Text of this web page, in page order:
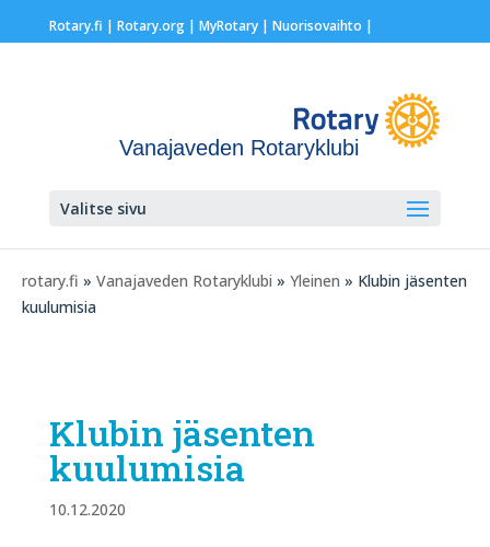
Rotary.fi | Rotary.org| MyRotary | Nuorisovaihto |
Vanajaveden Rotaryklubi
Valitse sivu
rotary.fi » Vanajaveden Rotaryklubi » Yleinen » Klubin jäsenten
kuulumisia
Klubin jäsenten
kuulumisia
10.12.2020